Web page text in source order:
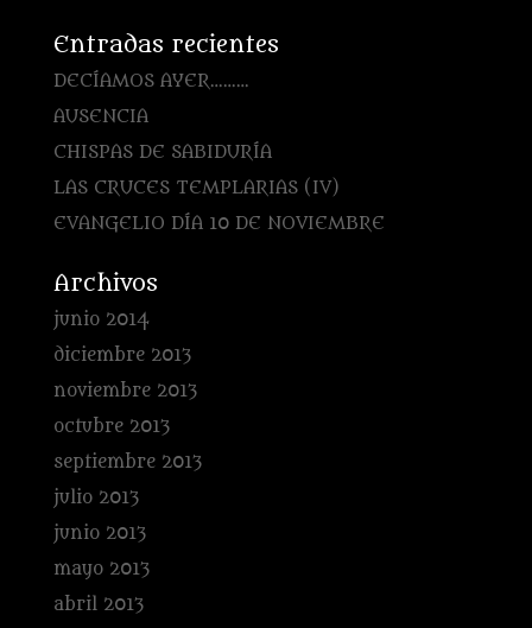
Entradas recientes
DECÍAMOS AYER………
AUSENCIA
CHISPAS DE SABIDURÍA
LAS CRUCES TEMPLARIAS (IV)
EVANGELIO DÍA 10 DE NOVIEMBRE
Archivos
junio 2014
diciembre 2013
noviembre 2013
octubre 2013
septiembre 2013
julio 2013
junio 2013
mayo 2013
abril 2013